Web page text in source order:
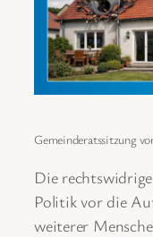
Gemeinderatssitzung
Die
Politik vor die
weiterer